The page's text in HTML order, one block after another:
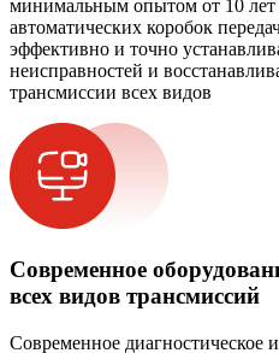
минимальным опытом от 10 лет
автоматических коробок
эффективно и точно
неисправностей и
трансмиссии всех видов
Современное
всех видов трансмиссий
Современное диагностическое